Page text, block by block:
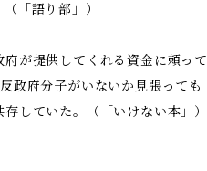
「語り部」）
が提供してくれる資金に頼って
政府分子がいないか見張っても
していた。（「いけない本」）